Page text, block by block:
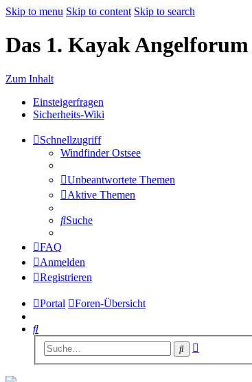
Skip to menu Skip to content Skip to search
Das 1. Kayak Angelforum
Zum Inhalt
Einsteigerfragen
Sicherheits-Wiki
Schnellzugriff
Windfinder Ostsee
Unbeantwortete Themen
Aktive Themen
Suche
FAQ
Anmelden
Registrieren
Portal Foren-Übersicht
Suche
Suche